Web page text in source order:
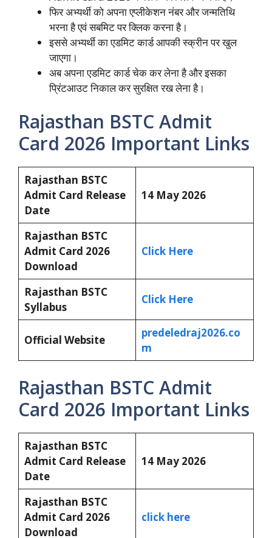
फिर अभ्यर्थी को अपना एप्लीकेशन नंबर और जन्मतिथि
भरना है एवं सबमिट पर क्लिक करना है।
इससे अभ्यर्थी का एडमिट कार्ड आपकी स्क्रीन पर खुल
जाएगा।
अब अपना एडमिट कार्ड चेक कर लेना है और इसका
प्रिंटआउट निकाल कर सुरक्षित रख लेना है।
Rajasthan BSTC Admit
Card 2026 Important Links
Rajasthan BSTC
Admit Card Release
Date
14 May 2026
Rajasthan BSTC
Admit Card 2026
Download
Click Here
Rajasthan BSTC
Syllabus
Click Here
Official Website
predeledraj2026.co
m
Rajasthan BSTC Admit
Card 2026 Important Links
Rajasthan BSTC
Admit Card Release
Date
14 May 2026
Rajasthan BSTC
Admit Card 2026
Download
click here